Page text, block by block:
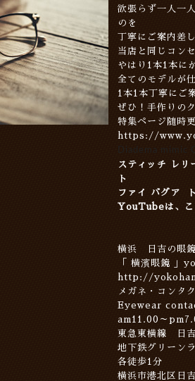
欲張らず一人一
のを
丁寧にご案内差
当店と同じコン
やはり1本1本に
全てのモデルが
1本1本丁寧にご
ぜひ！手作りの
特集ページ随時
https://
Diadema mimic
スティッチ レ
ト
ファイ バグア
YouTubeは、こ
横浜 日吉の眼
「 横濱眼鏡 」
http://
メガネ・コンタ
Eyewear
am11.00～
東急東横線 日
地下鉄グリー
各徒歩1分
横浜市港北区